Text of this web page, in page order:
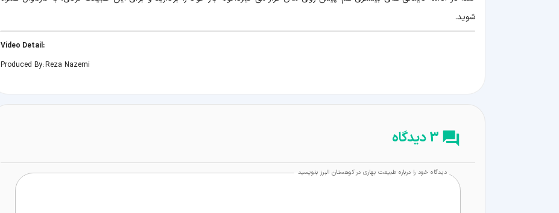
شوید.
:Video Detail
Produced By: Reza Nazemi
3 دیدگاه
دیدگاه خود را درباره طبیعت بهاری در کوهستان البرز بنویسید